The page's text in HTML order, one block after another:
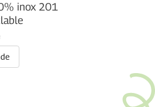
inox 201